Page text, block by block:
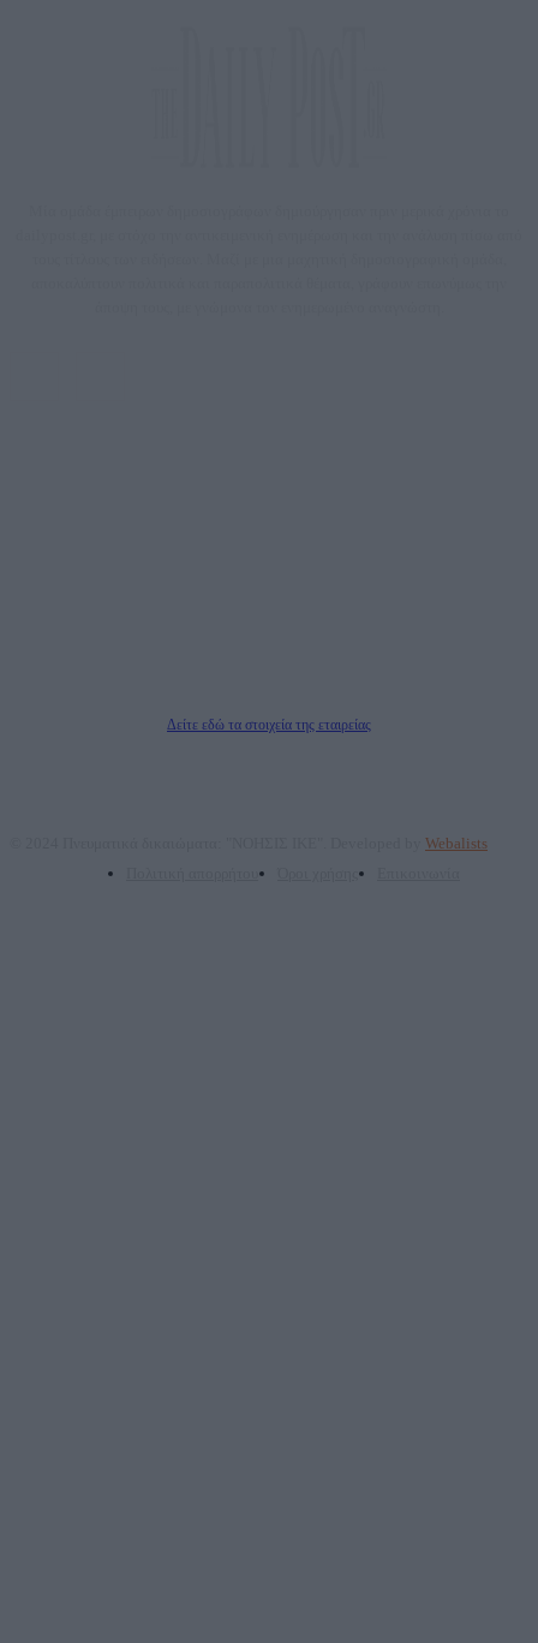
Δείτε εδώ τα στοιχεία της εταιρείας
Webalists